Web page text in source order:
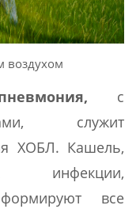
воздухом
с
служит
ХОБЛ. Кашель,
инфекции,
все